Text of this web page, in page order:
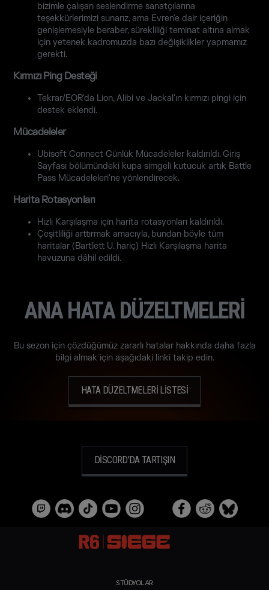
bizimle çalışan seslendirme sanatçılarına
teşekkürlerimizi sunarız, ama Evren'e dair içeriğin
genişlemesiyle beraber, sürekliliği teminat altına almak
için yetenek kadromuzda bazı değişiklikler yapmamız
gerekti.
Kırmızı Ping Desteği
Tekrar/EOR'da Lion, Alibi ve Jackal'ın kırmızı pingi için
destek eklendi.
Mücadeleler
Ubisoft Connect Günlük Mücadeleler kaldırıldı. Giriş
Sayfası bölümündeki kupa simgeli kutucuk artık Battle
Pass Mücadeleleri'ne yönlendirecek.
Harita Rotasyonları
Hızlı Karşılaşma için harita rotasyonları kaldırıldı.
Çeşitliliği arttırmak amacıyla, bundan böyle tüm
haritalar (Bartlett U. hariç) Hızlı Karşılaşma harita
havuzuna dâhil edildi.
ANA HATA DÜZELTMELERİ
Bu sezon için çözdüğümüz zararlı hatalar hakkında daha fazla
bilgi almak için aşağıdaki linki takip edin.
HATA DÜZELTMELERİ LİSTESİ
DISCORD'DA TARTIŞIN
STÜDYOLAR